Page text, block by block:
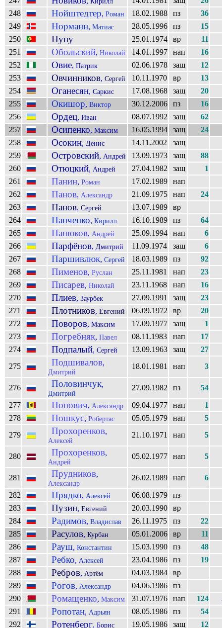
248
Нойштедтер, Роман 18.02.1988 пз
36
249
Норманн, Матиас 28.05.1996 пз
15
250
Нуну 25.01.1974 вр
11
251
Обольский, Николай 14.01.1997 нап
16
252
Овие, Патрик 02.06.1978 защ
12
253
Овчинников, Сергей 10.11.1970 вр
13
254
Оганесян, Саркис 17.08.1968 защ
20
255
Окишор, Виктор 30.12.2006 пз
16
256
Ордец, Иван 08.07.1992 защ
62
257
Осипенко, Максим 16.05.1994 защ
24
258
Осокин, Денис 14.11.2002
защ
259
Островский, Андрей 13.09.1973 защ
88
260
Отюцкий, Андрей 27.04.1982 защ
1
261
Панин, Роман 17.02.1989
нап
262
Панов, Александр 21.09.1975 нап
24
263
Панов, Сергей 13.07.1989
вр
264
Панченко, Кирилл 16.10.1989 пз 64
265
Панюков, Андрей 25.09.1994 нап
6
266
Парфёнов, Дмитрий 11.09.1974 защ
6
267
Паршивлюк, Сергей 18.03.1989 пз
92
268
Пименов, Руслан 25.11.1981 нап
23
269
Писарев, Николай 23.11.1968 нап
16
270
Плиев, Заурбек 27.09.1991 защ
23
271
Плотников, Евгений 06.09.1972 вр
20
272
Поворов, Максим 17.09.1977 защ
1
273
Погребняк, Павел 08.11.1983 нап
17
274
Подпалый, Сергей 13.09.1963 защ
27
275
Подшивалов,
Дмитрий
18.01.1981 нап 3
276 Половинчук,
Дмитрий
27.09.1982 пз 54
277 Попович, Александр 09.04.1977 нап
1
278
Пошкус, Робертас 05.05.1979 нап
5
279
Прохоренков,
Алексей
21.10.1971 нап 5
280 Прохоренков,
Андрей
05.02.1977 нап 5
281 Прудников,
Александр
26.02.1989 нап 6
282 Прядко, Алексей 06.08.1979
пз
283
Пузин, Евгений 20.03.1990
вр
284
Радимов, Владислав 26.11.1975 пз
22
285
Расулов, Курбан 05.01.2006 вр
11
286
Рауш, Константин 15.03.1990 пз
48
287
Ребко, Алексей 23.04.1986 пз
19
288
Ребров, Артём 04.03.1984
вр
289
Рогов, Александр 04.06.1986
пз
290
Ромащенко, Максим 31.07.1976 нап 124
291
Ропотан, Адрьян 08.05.1986 пз
54
292
Ротенберг, Борис 19.05.1986 защ
12